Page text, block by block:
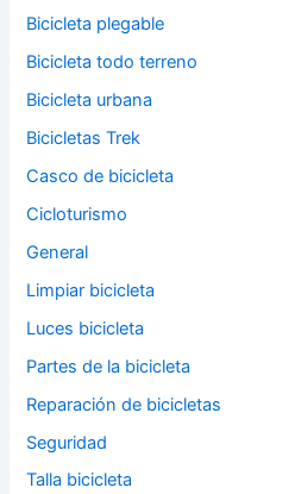
Bicicleta plegable
Bicicleta todo terreno
Bicicleta urbana
Bicicletas Trek
Casco de bicicleta
Cicloturismo
General
Limpiar bicicleta
Luces bicicleta
Partes de la bicicleta
Reparación de bicicletas
Seguridad
Talla bicicleta